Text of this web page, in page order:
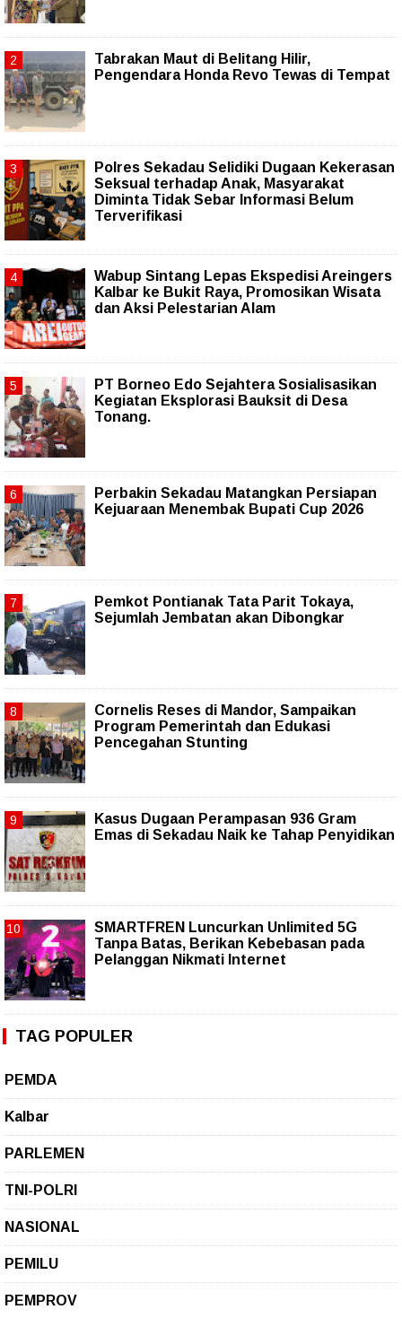
Tabrakan Maut di Belitang Hilir,
Pengendara Honda Revo Tewas di Tempat
Polres Sekadau Selidiki Dugaan Kekerasan
Seksual terhadap Anak, Masyarakat
Diminta Tidak Sebar Informasi Belum
Terverifikasi
Wabup Sintang Lepas Ekspedisi Areingers
Kalbar ke Bukit Raya, Promosikan Wisata
dan Aksi Pelestarian Alam
PT Borneo Edo Sejahtera Sosialisasikan
Kegiatan Eksplorasi Bauksit di Desa
Tonang.
Perbakin Sekadau Matangkan Persiapan
Kejuaraan Menembak Bupati Cup 2026
Pemkot Pontianak Tata Parit Tokaya,
Sejumlah Jembatan akan Dibongkar
Cornelis Reses di Mandor, Sampaikan
Program Pemerintah dan Edukasi
Pencegahan Stunting
Kasus Dugaan Perampasan 936 Gram
Emas di Sekadau Naik ke Tahap Penyidikan
SMARTFREN Luncurkan Unlimited 5G
Tanpa Batas, Berikan Kebebasan pada
Pelanggan Nikmati Internet
TAG POPULER
PEMDA
Kalbar
PARLEMEN
TNI-POLRI
NASIONAL
PEMILU
PEMPROV